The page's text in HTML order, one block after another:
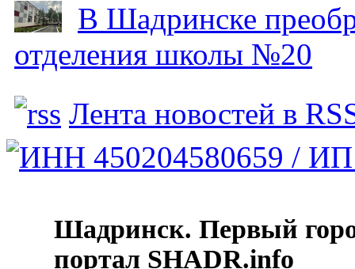
В Шадринске
отделения школы №20
Лента новостей в
Шадринск. Первый
портал SHADR.info